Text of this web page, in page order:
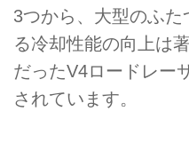
3つから、大型のふた
る冷却性能の向上は
だったV4ロードレー
されています。